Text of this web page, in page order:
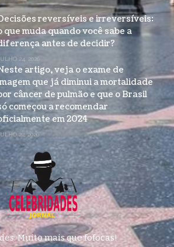
reversíveis e irreversíveis:
que muda quando você sabe a
antes de decidir?
24, 2026
artigo, veja o exame de
que já diminui a mortalidade
câncer de pulmão e que o Brasil
começou a recomendar
em 2024
22, 2026
Muito mais que fofocas!